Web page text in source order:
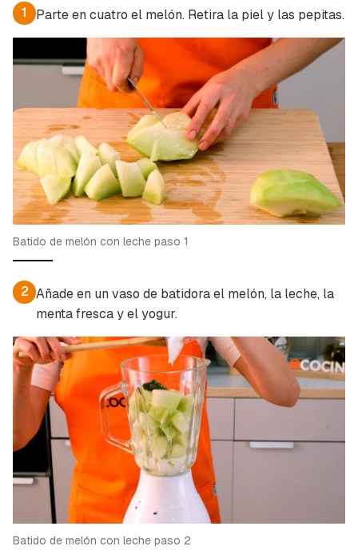
1 Parte en cuatro el melón. Retira la piel y las pepitas.
Batido de melón con leche paso 1
2 Añade en un vaso de batidora el melón, la leche, la
menta fresca y el yogur.
Batido de melón con leche paso 2